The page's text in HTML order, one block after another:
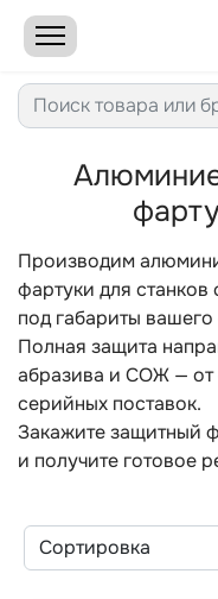
Производим
фартуки для
под габариты
Полная защита
абразива и СОЖ — от
серийных поставок.
Закажите защитный
и получите готовое